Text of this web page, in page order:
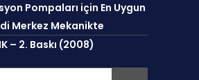
Pompaları için En Uygun
Merkez Mekanikte
– 2. Baskı (2008)